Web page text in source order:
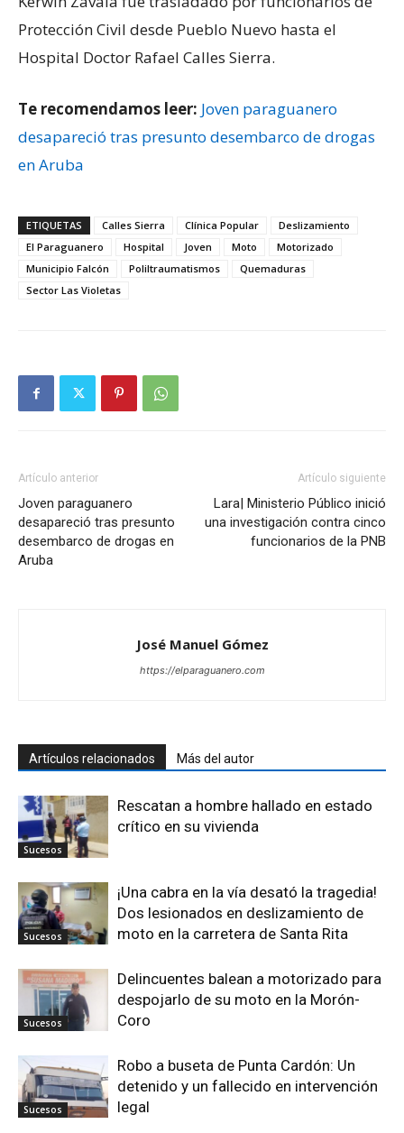
Protección Civil desde Pueblo Nuevo hasta el
Hospital Doctor Rafael Calles Sierra.
Te recomendamos leer: Joven paraguanero
desapareció tras presunto desembarco de drogas
en Aruba
ETIQUETAS Calles Sierra Clínica Popular
Deslizamiento
El Paraguanero
Hospital Joven Moto
Motorizado
Municipio Falcón
Poliltraumatismos
Quemaduras
Sector Las Violetas
Artículo anterior
Joven paraguanero
desapareció tras presunto
desembarco de drogas en
Aruba
Artículo siguiente
Lara| Ministerio Público inició
una investigación contra cinco
funcionarios de la PNB
José Manuel Gómez
https://elparaguanero.com
Artículos relacionados Más del autor
Sucesos
Rescatan a hombre hallado en estado
crítico en su vivienda
Sucesos
¡Una cabra en la vía desató la tragedia!
Dos lesionados en deslizamiento de
moto en la carretera de Santa Rita
Sucesos
Delincuentes balean a motorizado para
despojarlo de su moto en la Morón-
Coro
Sucesos
Robo a buseta de Punta Cardón: Un
detenido y un fallecido en intervención
legal